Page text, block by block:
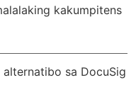
kakumpitens
sa DocuSig